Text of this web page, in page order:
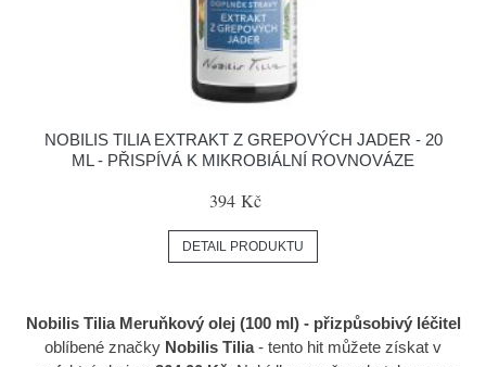
NOBILIS TILIA EXTRAKT Z GREPOVÝCH JADER - 20
ML - PŘISPÍVÁ K MIKROBIÁLNÍ ROVNOVÁZE
394 Kč
DETAIL PRODUKTU
Nobilis Tilia Meruňkový olej (100 ml) - přizpůsobivý léčitel
oblíbené značky Nobilis Tilia- tento hit můžete získat v